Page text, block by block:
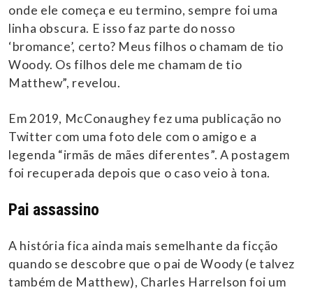
onde ele começa e eu termino, sempre foi uma
linha obscura. E isso faz parte do nosso
‘bromance’, certo? Meus filhos o chamam de tio
Woody. Os filhos dele me chamam de tio
Matthew”, revelou.
Em 2019, McConaughey fez uma publicação no
Twitter com uma foto dele com o amigo e a
legenda “irmãs de mães diferentes”. A postagem
foi recuperada depois que o caso veio à tona.
Pai assassino
A história fica ainda mais semelhante da ficção
quando se descobre que o pai de Woody (e talvez
também de Matthew), Charles Harrelson foi um